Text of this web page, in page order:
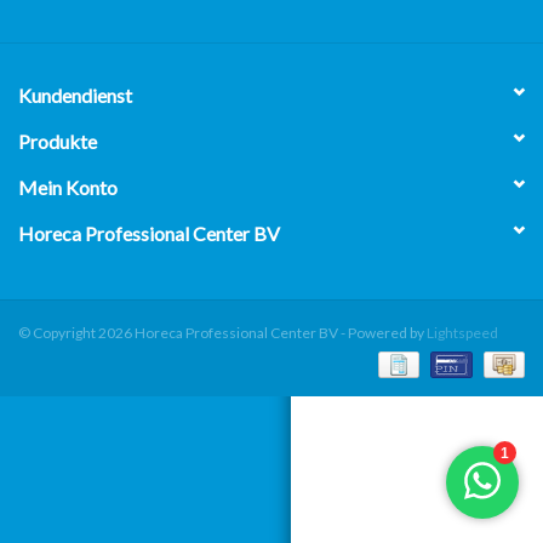
Kundendienst
Produkte
Mein Konto
Horeca Professional Center BV
© Copyright 2026 Horeca Professional Center BV - Powered by Lightspeed